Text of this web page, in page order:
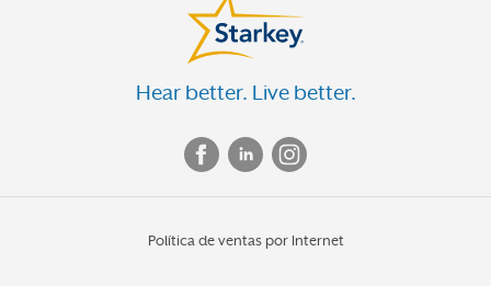
Hear better. Live better.
Política de ventas por Internet